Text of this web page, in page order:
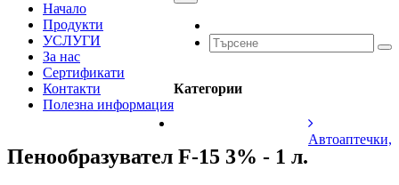
Начало
Продукти
УСЛУГИ
За нас
Сертификати
Контакти
Полезна информация
Пенообразувател F-15 3% - 1 л.
Категории
Автоаптечки,